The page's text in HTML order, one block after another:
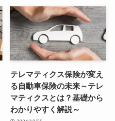
テレマティクス保険が変え
る自動車保険の未来～テレ
マティクスとは？基礎から
わかりやすく解説～